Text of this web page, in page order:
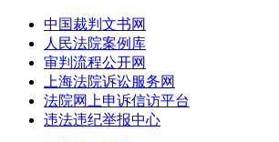
中国裁判文书网
人民法院案例库
审判流程公开网
上海法院诉讼服务网
法院网上申诉信访平台
违法违纪举报中心